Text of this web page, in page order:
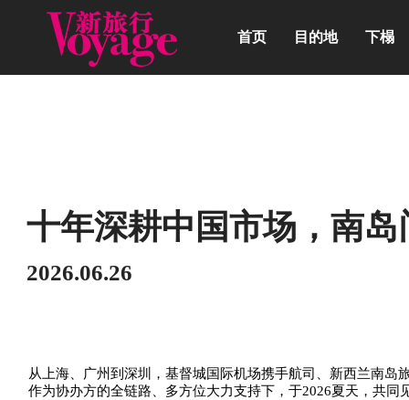
首页 目的地 下榻
十年深耕中国市场，南
2026.06.26
从上海、广州到深圳，基督城国际机场携手航司、新西兰南岛
作为协办方的全链路、多方位大力支持下，于2026夏天，共